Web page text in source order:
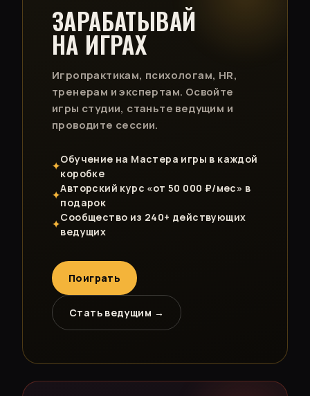
ЗАРАБАТЫВАЙ
НА ИГРАХ
Игропрактикам, психологам, HR,
тренерам и экспертам. Освойте
игры студии, станьте ведущим и
проводите сессии.
✦
Обучение на Мастера игры в каждой
коробке
✦
Авторский курс «от 50 000 ₽/мес» в
подарок
✦
Сообщество из 240+ действующих
ведущих
Поиграть
Стать ведущим →